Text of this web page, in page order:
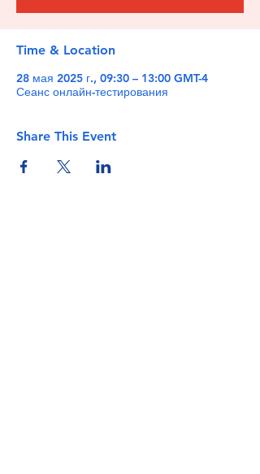
Time & Location
28 мая 2025 г., 09:30 – 13:00 GMT-4
Сеанс онлайн-тестирования
Share This Event